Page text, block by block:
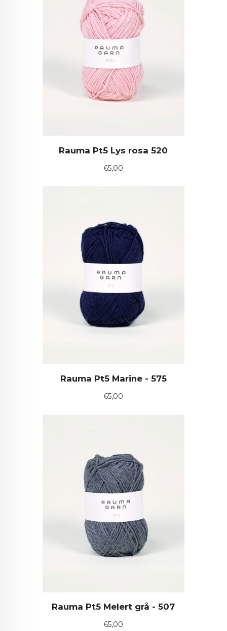
Rauma Pt5 Lys rosa 520
Pris
65,00
Rauma Pt5 Marine - 575
Pris
65,00
Rauma Pt5 Melert grå - 507
Pris
65,00